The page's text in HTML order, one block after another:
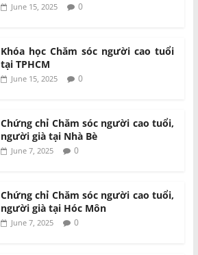
June 15, 2025 0
Khóa học Chăm sóc người cao tuổi
tại TPHCM
June 15, 2025 0
Chứng chỉ Chăm sóc người cao tuổi,
người già tại Nhà Bè
June 7, 2025 0
Chứng chỉ Chăm sóc người cao tuổi,
người già tại Hóc Môn
June 7, 2025 0